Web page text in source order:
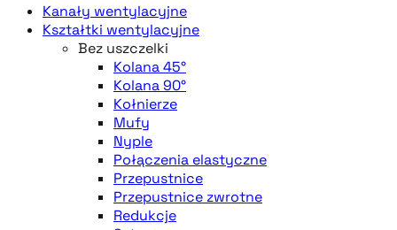
Kanały wentylacyjne
Kształtki wentylacyjne
Bez uszczelki
Kolana 45°
Kolana 90°
Kołnierze
Mufy
Nyple
Połączenia elastyczne
Przepustnice
Przepustnice zwrotne
Redukcje